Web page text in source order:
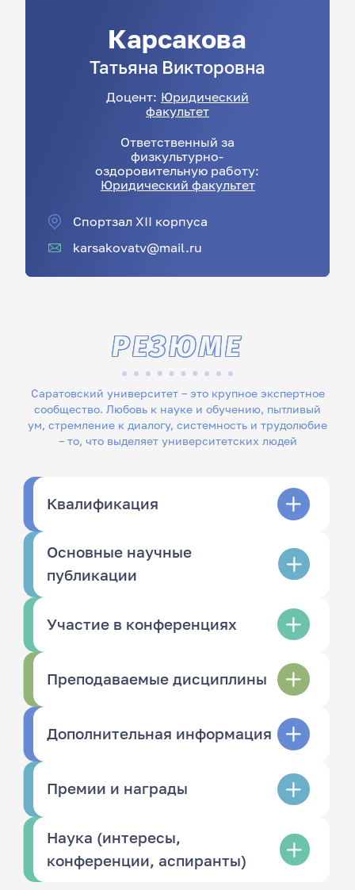
Карсакова
Татьяна Викторовна
Доцент: Юридический
факультет
Ответственный за
физкультурно-
оздоровительную работу:
Юридический факультет
Спортзал XII корпуса
karsakovatv@mail.ru
Саратовский университет – это крупное экспертное
сообщество. Любовь к науке и обучению, пытливый
ум, стремление к диалогу, системность и трудолюбие
– то, что выделяет университетских людей
РЕЗЮМЕ
Квалификация
Основные научные
публикации
Участие в конференциях
Преподаваемые дисциплины
Дополнительная информация
Премии и награды
Наука (интересы,
конференции, аспиранты)